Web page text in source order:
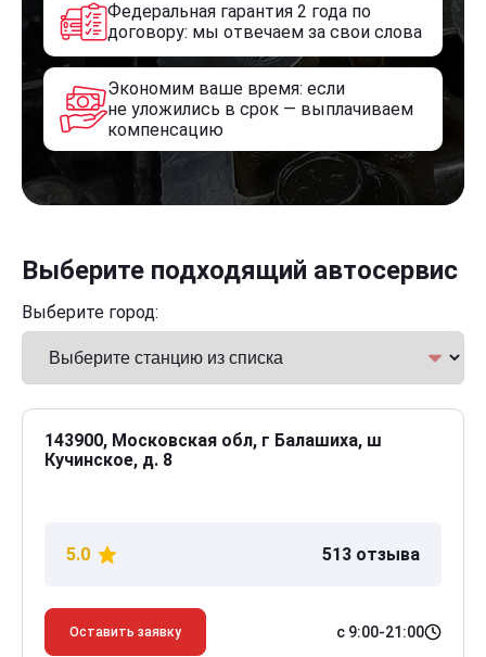
Федеральная гарантия 2 года по
договору: мы отвечаем за свои слова
Экономим ваше время: если
не уложились в срок — выплачиваем
компенсацию
Выберите подходящий автосервис
Выберите город:
143900, Московская обл, г Балашиха, ш
Кучинское, д. 8
5.0 513 отзыва
Оставить заявку с 9:00-21:00